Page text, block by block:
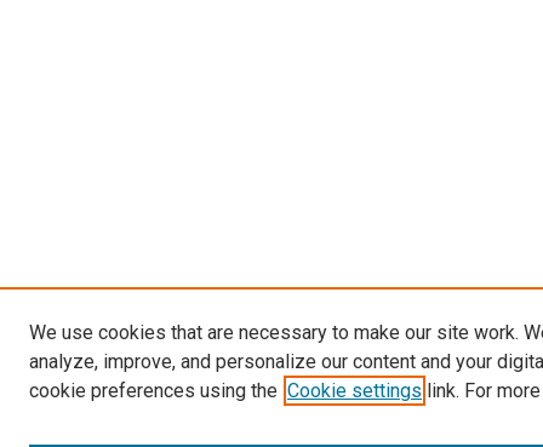
We use cookies that are necessary to make our site work.
analyze, improve, and personalize our content and your
cookie preferences using the Cookie settings link. For